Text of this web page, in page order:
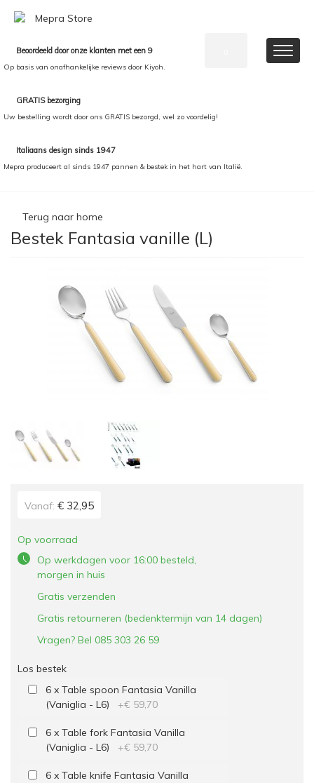
Beoordeeld door onze klanten met een 9
Op basis van onafhankelijke reviews door Kiyoh.
GRATIS bezorging
Uw bestelling wordt door ons GRATIS bezorgd, wel zo voordelig!
Italiaans design sinds 1947
Mepra produceert al sinds 1947 pannen & bestek in het hart van Italië.
Terug naar home
Bestek Fantasia vanille (L)
Vanaf: € 32,95
Op voorraad
Op werkdagen voor 16:00 besteld,
morgen in huis
Gratis verzenden
Gratis retourneren (bedenktermijn van 14 dagen)
Vragen? Bel 085 303 26 59
Los bestek
6 x Table spoon Fantasia Vanilla
(Vaniglia - L6) +€ 59,70
6 x Table fork Fantasia Vanilla
(Vaniglia - L6) +€ 59,70
6 x Table knife Fantasia Vanilla